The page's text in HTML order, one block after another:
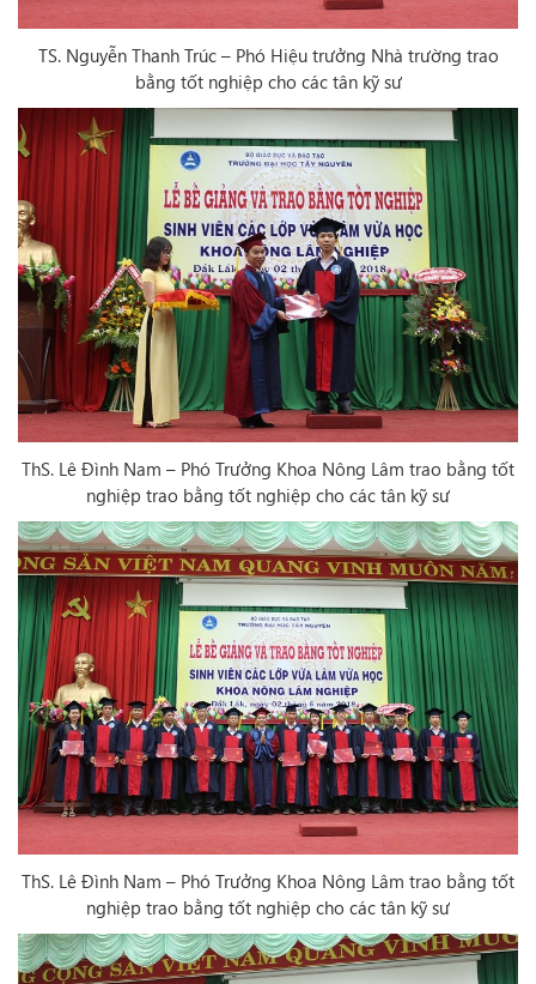
TS. Nguyễn Thanh Trúc – Phó Hiệu trưởng Nhà trường trao
bằng tốt nghiệp cho các tân kỹ sư
ThS. Lê Đình Nam – Phó Trưởng Khoa Nông Lâm trao bằng tốt
nghiệp trao bằng tốt nghiệp cho các tân kỹ sư
ThS. Lê Đình Nam – Phó Trưởng Khoa Nông Lâm trao bằng tốt
nghiệp trao bằng tốt nghiệp cho các tân kỹ sư